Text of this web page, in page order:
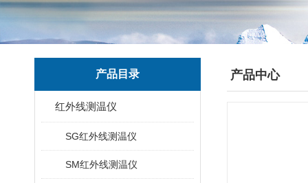
产品目录
红外线测温仪
SG红外线测温仪
SM红外线测温仪
产品中心